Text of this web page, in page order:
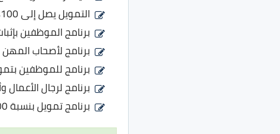
التمويل يصل إلى 100% من السعر الكلي للسيارة.
برنامج الموظفين
برنامج لأصحاب المهن الحرة
برنامج للموظفين بتمويل 60% من سعر السيارة،
برنامج لرجال الأعمال
برنامج تمويل بنسبة 100% لسعر السيارة وبضمانة إضافية بنسبة 50% من سعر السيارة.